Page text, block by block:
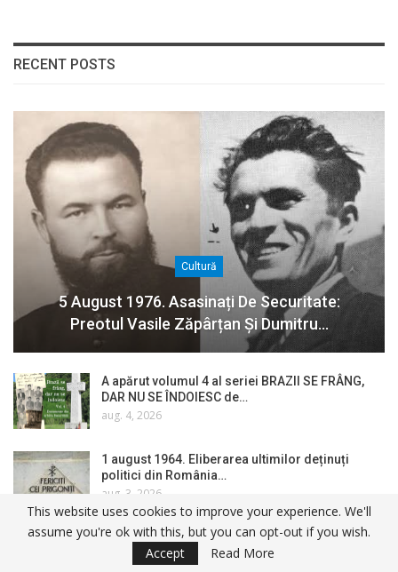
RECENT POSTS
Cultură
5 August 1976. Asasinați De Securitate:
Preotul Vasile Zăpârțan Și Dumitru…
A apărut volumul 4 al seriei BRAZII SE FRÂNG,
DAR NU SE ÎNDOIESC de…
aug. 4, 2026
1 august 1964. Eliberarea ultimilor deținuți
politici din România…
aug. 3, 2026
La Sâmbăta de Sus, luptătorii în Rezistența
anticomunistă din Făgăraș…
This website uses cookies to improve your experience. We'll
assume you're ok with this, but you can opt-out if you wish.
Accept
Read More